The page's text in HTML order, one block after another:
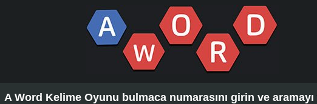
A Word Kelime Oyunu bulmaca numarasını girin ve aramayı